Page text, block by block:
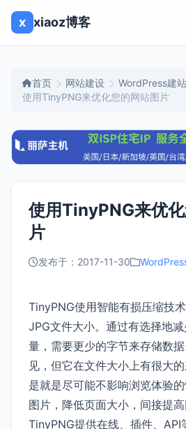
x xiaoz博客
首页 网站建设
WordPress建站
使用TinyPNG来优化您的网站图片
使用TinyPNG来优
片
发布于：2017-11-30
TinyPNG使用智能有损压缩技术
JPG文件大小。通过有选择地
量，需要更少的字节来存储数
见，但它在文件大小上有很大
是就是尽可能不影响浏览体验
图片，降低页面大小，间接提高
TinyPNG提供在线、插件、API